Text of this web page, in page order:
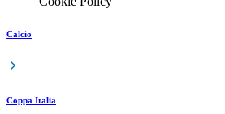
Calcio
Coppa Italia